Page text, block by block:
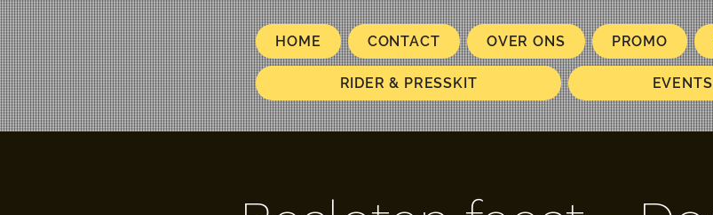
HOME CONTACT OVER ONS PROMO
RIDER & PRESSKIT EVENTS